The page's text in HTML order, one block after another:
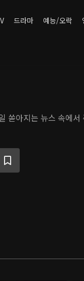
드라마 예능/오락
쏟아지는 뉴스 속에서